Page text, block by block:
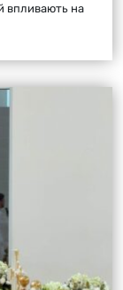
впливають на